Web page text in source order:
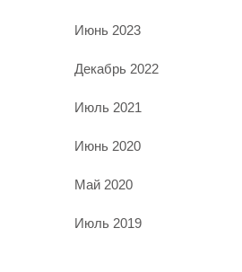
Июнь 2023
Декабрь 2022
Июль 2021
Июнь 2020
Май 2020
Июль 2019